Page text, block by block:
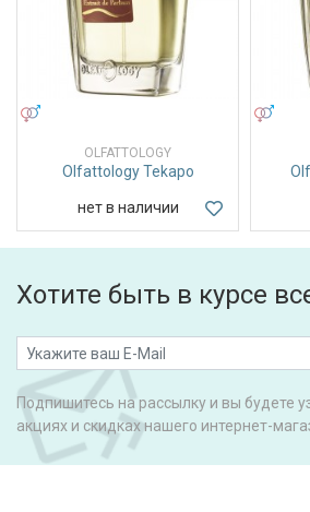
OLFATTOLOGY
Olfattology Tekapo
нет в наличии
Хотите быть в курсе
Подпишитесь на рассылку и вы будете
акциях и скидках нашего интернет-